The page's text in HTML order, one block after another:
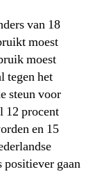
van 18
moest
moest
tegen het
steun voor
12 procent
en 15
positiever gaan